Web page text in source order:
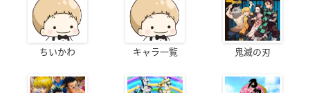
ちいかわ キャラ一覧 鬼滅の刃